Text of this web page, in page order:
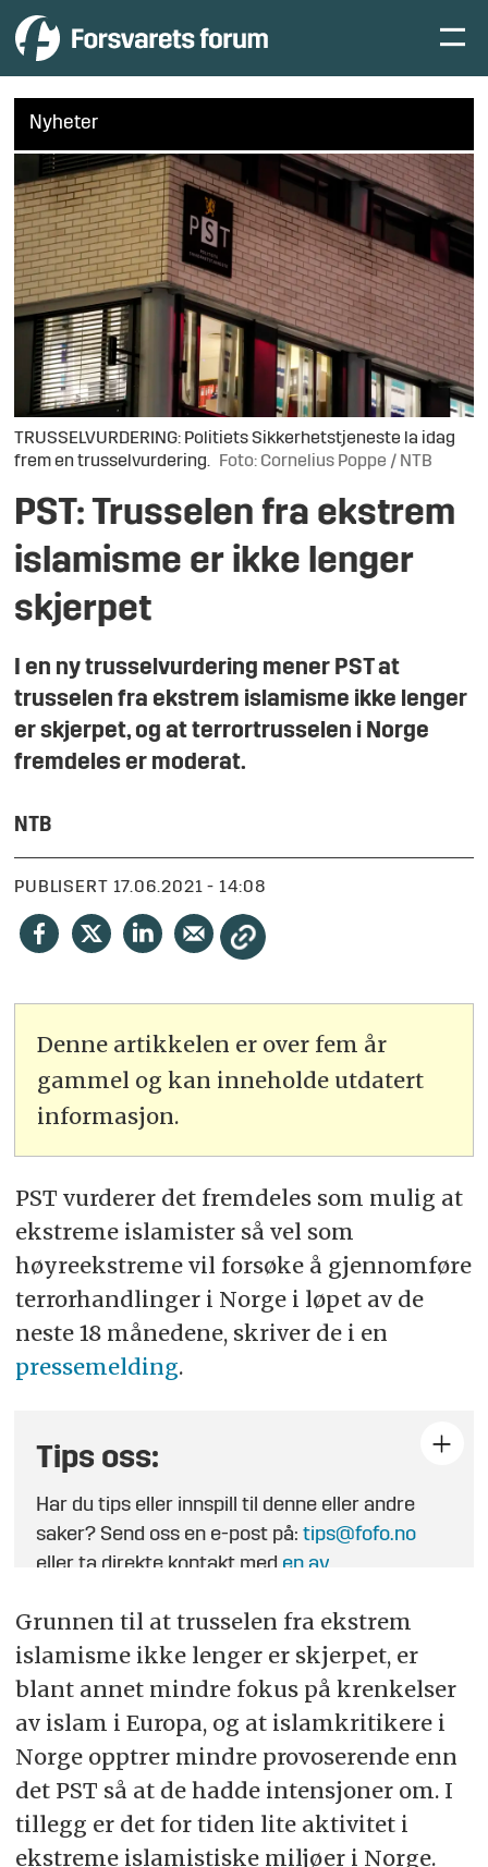
Nyheter
TRUSSELVURDERING: Politiets Sikkerhetstjeneste la idag
frem en trusselvurdering.
Foto: Cornelius Poppe / NTB
PST: Trusselen fra ekstrem
islamisme er ikke lenger
skjerpet
I en ny trusselvurdering mener PST at
trusselen fra ekstrem islamisme ikke lenger
er skjerpet, og at terrortrusselen i Norge
fremdeles er moderat.
NTB
PUBLISERT 17.06.2021 - 14:08
Denne artikkelen er over fem år
gammel og kan inneholde utdatert
informasjon.
PST vurderer det fremdeles som mulig at
ekstreme islamister så vel som
høyreekstreme vil forsøke å gjennomføre
terrorhandlinger i Norge i løpet av de
neste 18 månedene, skriver de i en
pressemelding.
Tips oss:
Har du tips eller innspill til denne eller andre
saker? Send oss en e-post på:tips@fofo.no
eller ta direkte kontakt med en av
Grunnen til at trusselen fra ekstrem
islamisme ikke lenger er skjerpet, er
blant annet mindre fokus på krenkelser
av islam i Europa, og at islamkritikere i
Norge opptrer mindre provoserende enn
det PST så at de hadde intensjoner om. I
tillegg er det for tiden lite aktivitet i
ekstreme islamistiske miljøer i Norge.